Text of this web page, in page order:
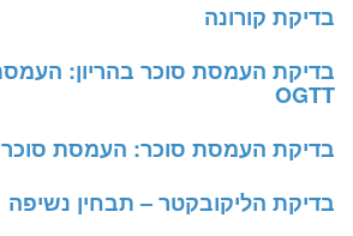
בדיקת קורונה
OGTT
בדיקת העמסת סוכר: העמסת סוכר 50 – OGCT
בדיקת הליקובקטר – תבחין נשיפה